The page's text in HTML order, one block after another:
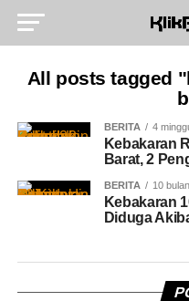
All posts tagged
BERITA 4
Kebakaran
Barat, 2
BERITA 10
Kebakaran
Diduga